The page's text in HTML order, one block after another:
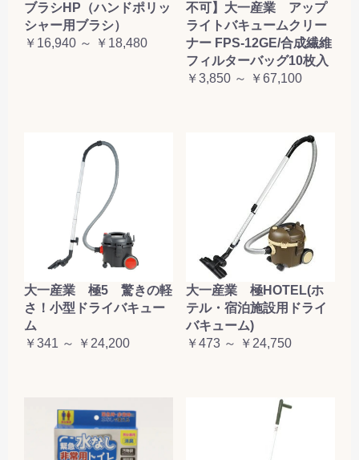
ブラシHP（ハンドポリッ
シャー用ブラシ）
￥16,940 ～ ￥18,480
不可】大一産業 アップ
ライトバキュームクリー
ナー FPS-12GE/合成繊維
フィルターバッグ10枚入
￥3,850 ～ ￥67,100
大一産業 極5 驚きの軽
さ！小型ドライバキュー
ム
￥341 ～ ￥24,200
大一産業 極HOTEL(ホ
テル・宿泊施設用ドライ
バキューム)
￥473 ～ ￥24,750